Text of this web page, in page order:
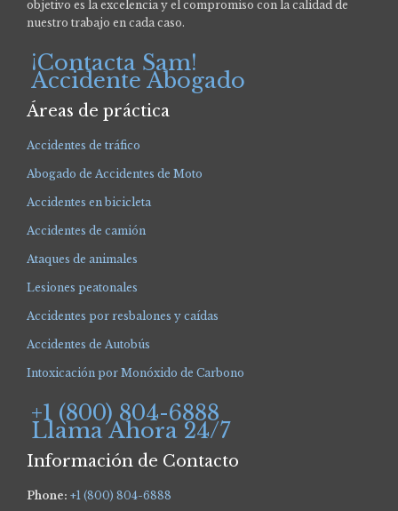
objetivo es la excelencia y el compromiso con la calidad de
nuestro trabajo en cada caso.
¡Contacta Sam!
Accidente Abogado
Áreas de práctica
Accidentes de tráfico
Abogado de Accidentes de Moto
Accidentes en bicicleta
Accidentes de camión
Ataques de animales
Lesiones peatonales
Accidentes por resbalones y caídas
Accidentes de Autobús
Intoxicación por Monóxido de Carbono
+1 (800) 804-6888
Llama Ahora 24/7
Información de Contacto
Phone: +1 (800) 804-6888